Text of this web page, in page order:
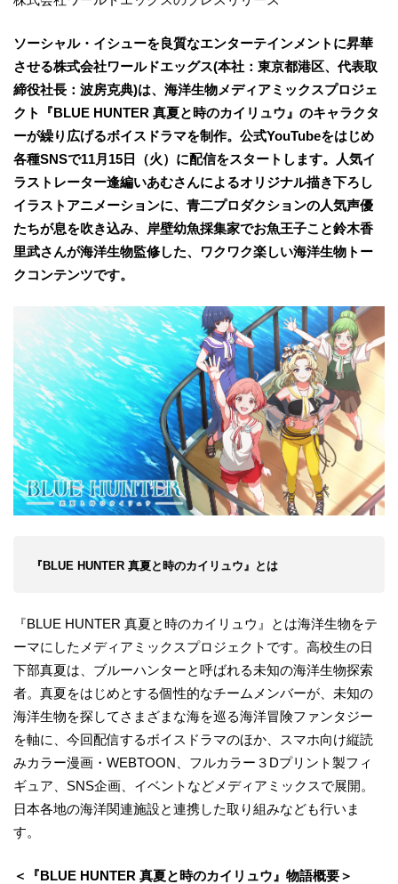
ソーシャル・イシューを良質なエンターテインメントに昇華
させる株式会社ワールドエッグス(本社：東京都港区、代表取
締役社長：波房克典)は、海洋生物メディアミックスプロジェ
クト『BLUE HUNTER 真夏と時のカイリュウ』のキャラクタ
ーが繰り広げるボイスドラマを制作。公式YouTubeをはじめ
各種SNSで11月15日（火）に配信をスタートします。人気イ
ラストレーター逢編いあむさんによるオリジナル描き下ろし
イラストアニメーションに、青二プロダクションの人気声優
たちが息を吹き込み、岸壁幼魚採集家でお魚王子こと鈴木香
里武さんが海洋生物監修した、ワクワク楽しい海洋生物トー
クコンテンツです。
『BLUE HUNTER 真夏と時のカイリュウ』とは​
『BLUE HUNTER 真夏と時のカイリュウ』とは海洋生物をテ
ーマにしたメディアミックスプロジェクトです。高校生の日
下部真夏は、ブルーハンターと呼ばれる未知の海洋生物探索
者。真夏をはじめとする個性的なチームメンバーが、未知の
海洋生物を探してさまざまな海を巡る海洋冒険ファンタジー
を軸に、今回配信するボイスドラマのほか、スマホ向け縦読
みカラー漫画・WEBTOON、フルカラー３Dプリント製フィ
ギュア、SNS企画、イベントなどメディアミックスで展開。
日本各地の海洋関連施設と連携した取り組みなども行いま
す。
＜『BLUE HUNTER 真夏と時のカイリュウ』物語概要＞